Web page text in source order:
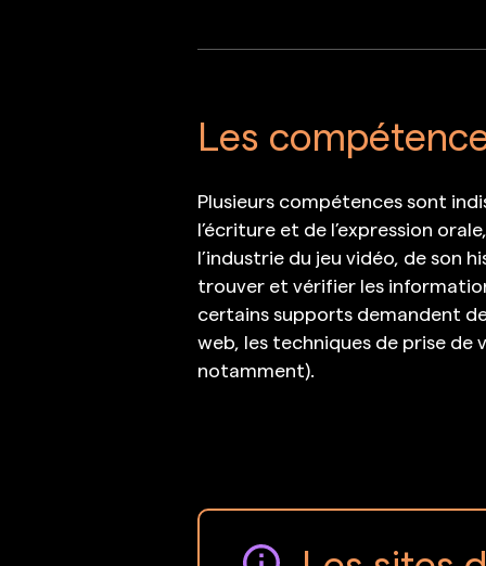
Les
Plusieurs compétences sont
l’écriture et de l’expression
l’industrie du jeu vidéo, de son
trouver et vérifier les
certains supports demandent
web, les techniques de prise de
notamment).